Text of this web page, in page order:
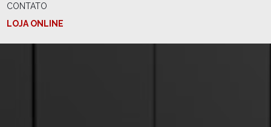
CONTATO
LOJA ONLINE